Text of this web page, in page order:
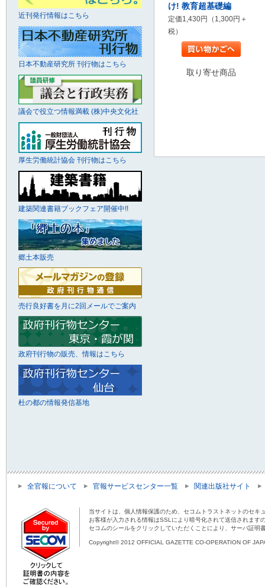
け! 教育超基礎編
定価1,430円（1,300円＋
税）
取り寄せ商品
近刊発行情報はこちら
日本不動産研究所 刊行物はこちら
議会で役立つ情報満載 (株)中央文化社
厚生労働統計協会 刊行物はこちら
建築関連書籍ブックフェア開催中!!
郷土本販売
売行良好書を月に2回メールでご案内
政府刊行物の販売、情報はこちら
杜の都の情報発信基地
全官報について 官報サービスセンター一覧 関連出版社サイト
当サイトは、個人情報保護のため、セコムトラストネットのセキ
お客様が入力される情報はSSLにより暗号化されて送信されま
セコムのシールをクリックしていただくことにより、サーバ証明
Copyright© 2012 OFFICIAL GAZETTE CO-OPERATION OF